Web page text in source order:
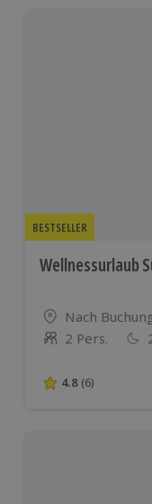
BESTSELLER
Wellnessurlaub
Standort
Nach
Anzahl der
2 Pers.
4.8 von 5
4.8 (6)